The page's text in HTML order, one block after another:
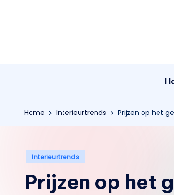
Home Interieurtrends Prijzen op het
Geplaatst
Interieurtrends
Prijzen op het